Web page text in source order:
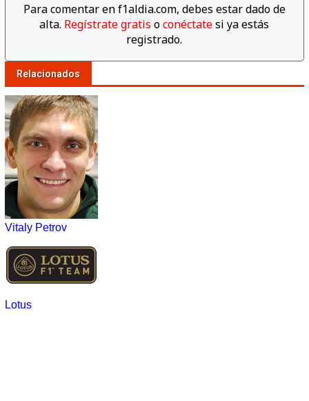
Para comentar en f1aldia.com, debes estar dado de
alta. Regístrate gratis oconéctatesi ya estás
registrado.
Relacionados
Vitaly Petrov
Lotus